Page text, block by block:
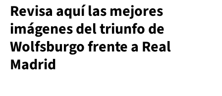
Revisa aquí las mejores
imágenes del triunfo de
Wolfsburgo frente a Real
Madrid